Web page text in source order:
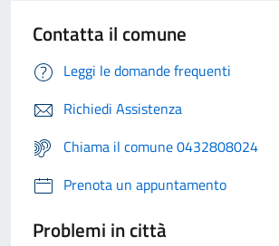
Contatta il comune
Leggi le domande frequenti
Richiedi Assistenza
Chiama il comune 0432808024
Prenota un appuntamento
Problemi in città